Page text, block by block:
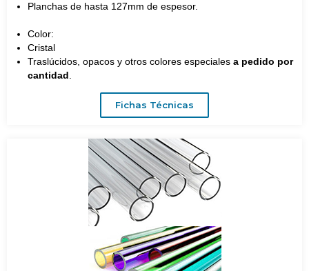
Planchas de hasta 127mm de espesor.
Color:
Cristal
Traslúcidos, opacos y otros colores especiales a pedido por
cantidad
Fichas Técnicas